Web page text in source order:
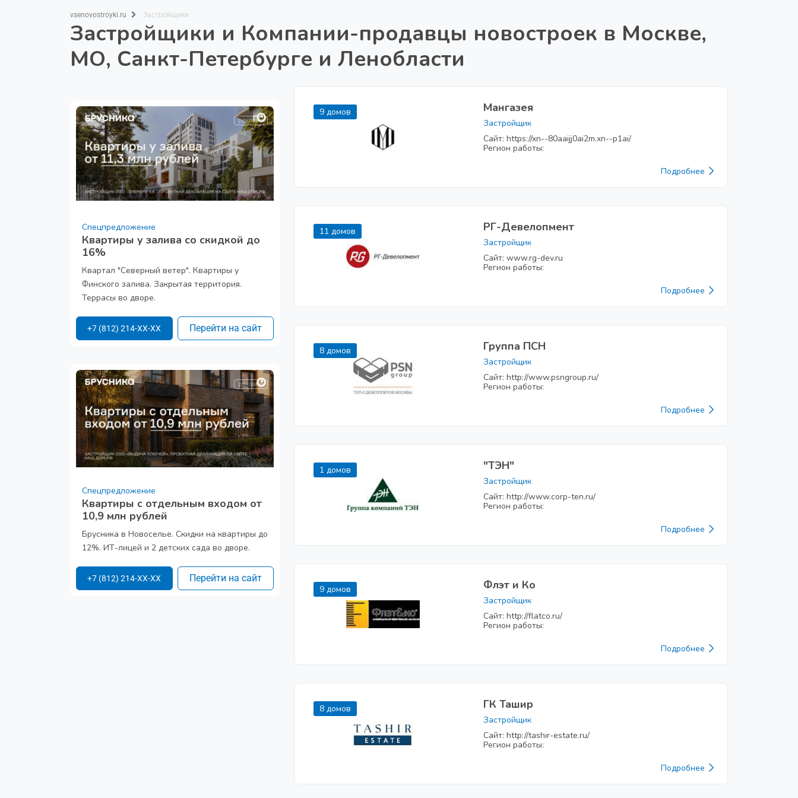
vsenovostroyki.ru Застройщики
Застройщики и Компании-продавцы новостроек в Москве,
МО, Санкт-Петербурге и Ленобласти
Спецпредложение
Квартиры у залива со скидкой до
16%
Квартал "Северный ветер". Квартиры у
Финского залива. Закрытая территория.
Террасы во дворе.
+7 (812) 214-XX-XX Перейти на сайт
Спецпредложение
Квартиры с отдельным входом от
10,9 млн рублей
Брусника в Новоселье. Скидки на квартиры до
12%. ИТ-лицей и 2 детских сада во дворе.
+7 (812) 214-XX-XX Перейти на сайт
9 домов Мангазея
Застройщик
Сайт: https://xn--80aaijj0ai2m.xn--p1ai/
Регион работы:
Подробнее
11 домов РГ-Девелопмент
Застройщик
Сайт: www.rg-dev.ru
Регион работы:
Подробнее
8 домов Группа ПСН
Застройщик
Сайт: http://www.psngroup.ru/
Регион работы:
Подробнее
1 домов "ТЭН"
Застройщик
Сайт: http://www.corp-ten.ru/
Регион работы:
Подробнее
9 домов Флэт и Ко
Застройщик
Сайт: http://flatco.ru/
Регион работы:
Подробнее
8 домов ГК Ташир
Застройщик
Сайт: http://tashir-estate.ru/
Регион работы:
Подробнее